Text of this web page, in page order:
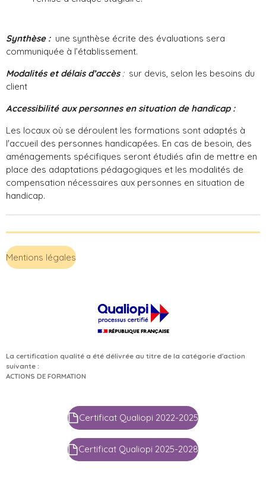
Synthèse : une synthèse écrite des évaluations sera
communiquée à l’établissement.
Modalités et délais d’accès: sur devis, selon les besoins du
client
Accessibilité aux personnes en situation de handicap :
Les locaux où se déroulent les formations sont adaptés à
l'accueil des personnes handicapées. En cas de besoin, des
aménagements spécifiques seront étudiés afin de mettre en
place des adaptations pédagogiques et les modalités de
compensation nécessaires aux personnes en situation de
handicap.
Mentions légales
La certification qualité a été délivrée au titre de la catégorie d'action
suivante :
ACTIONS DE FORMATION
Certificat Qualiopi 2022-2025
Certificat Qualiopi 2025-2028